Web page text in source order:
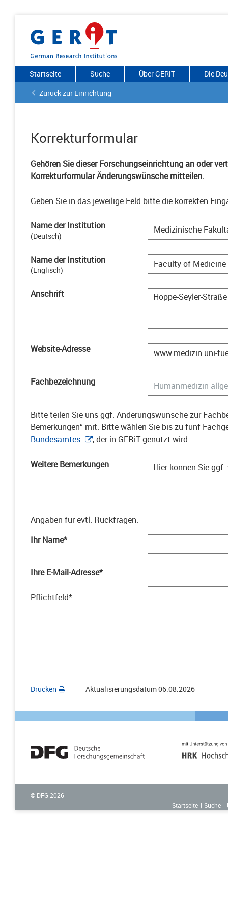
Startseite Suche Über GERiT
Die
Zurück zur Einrichtung
Korrekturformular
Gehören Sie dieser Forschungseinrichtung an oder
Korrekturformular Änderungswünsche mitteilen.
Geben Sie in das jeweilige Feld bitte die korrekten
Name der Institution
(Deutsch)
Name der Institution
(Englisch)
Anschrift
Website-Adresse
Fachbezeichnung
Bitte teilen Sie uns ggf. Änderungswünsche zur
Bemerkungen“ mit. Bitte wählen Sie bis zu fünf
Bundesamtes
, der in GERiT genutzt wird.
Weitere Bemerkungen
Angaben für evtl. Rückfragen:
Ihr Name*
Ihre E-Mail-Adresse*
Pflichtfeld*
Drucken Aktualisierungsdatum06.08.2026
© DFG 2026
Startseite
Suche